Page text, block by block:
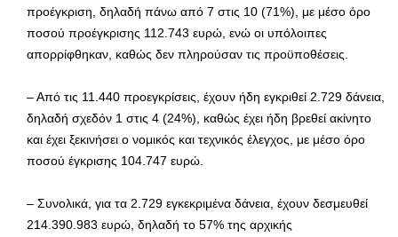
προέγκριση, δηλαδή πάνω από 7 στις 10 (71%), με μέσο όρο
ποσού προέγκρισης 112.743 ευρώ, ενώ οι υπόλοιπες
απορρίφθηκαν, καθώς δεν πληρούσαν τις προϋποθέσεις.
– Από τις 11.440 προεγκρίσεις, έχουν ήδη εγκριθεί 2.729 δάνεια,
δηλαδή σχεδόν 1 στις 4 (24%), καθώς έχει ήδη βρεθεί ακίνητο
και έχει ξεκινήσει ο νομικός και τεχνικός έλεγχος, με μέσο όρο
ποσού έγκρισης 104.747 ευρώ.
– Συνολικά, για τα 2.729 εγκεκριμένα δάνεια, έχουν δεσμευθεί
214.390.983 ευρώ, δηλαδή το 57% της αρχικής